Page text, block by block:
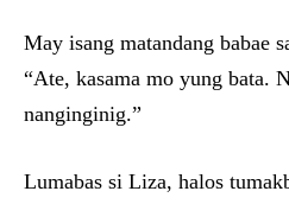
May isang matandang babae
“Ate, kasama mo yung bata.
nanginginig.”
Lumabas si Liza, halos